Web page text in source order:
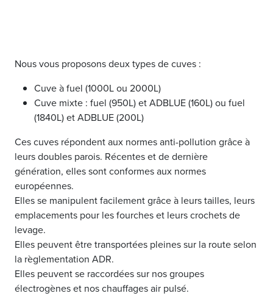
Nous vous proposons deux types de cuves :
Cuve à fuel (1000L ou 2000L)
Cuve mixte : fuel (950L) et ADBLUE (160L) ou fuel
(1840L) et ADBLUE (200L)
Ces cuves répondent aux normes anti-pollution grâce à
leurs doubles parois. Récentes et de dernière
génération, elles sont conformes aux normes
européennes.
Elles se manipulent facilement grâce à leurs tailles, leurs
emplacements pour les fourches et leurs crochets de
levage.
Elles peuvent être transportées pleines sur la route selon
la règlementation ADR.
Elles peuvent se raccordées sur nos groupes
électrogènes et nos chauffages air pulsé.